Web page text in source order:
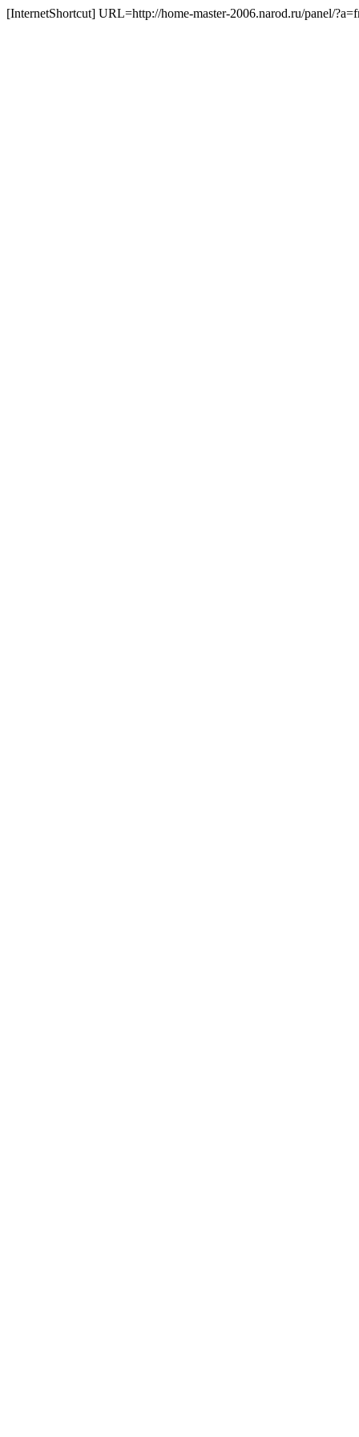
[InternetShortcut] URL=http://home-master-2006.narod.ru/panel/